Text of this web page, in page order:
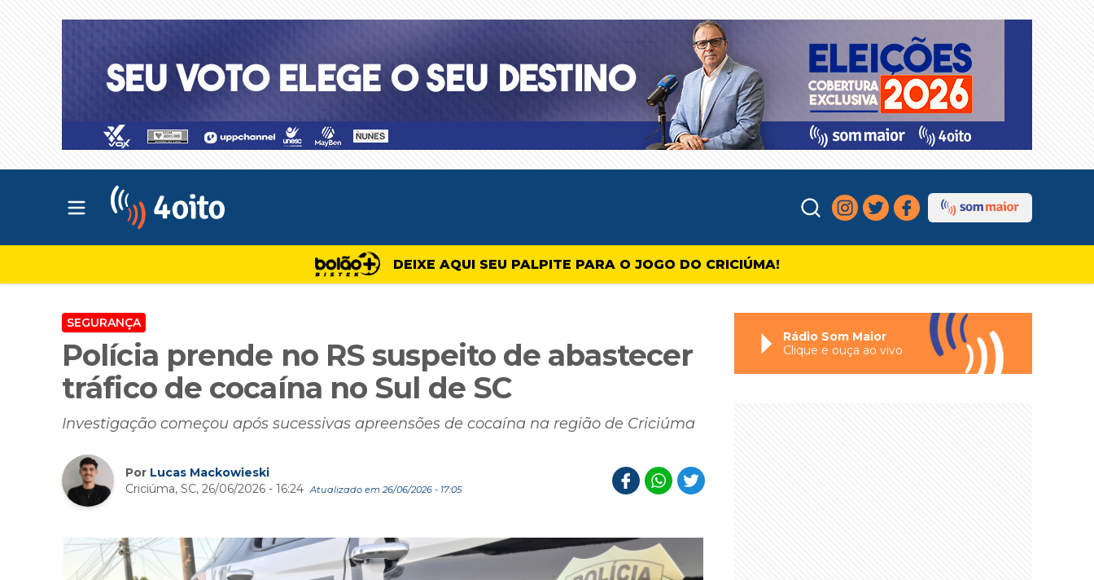
Abrir menu principal
DEIXE AQUI SEU PALPITE PARA O JOGO DO CRICIÚMA!
SEGURANÇA
Polícia prende no RS suspeito de abastecer
tráfico de cocaína no Sul de SC
Investigação começou após sucessivas apreensões de cocaína na região de Criciúma
Por Lucas Mackowieski
Criciúma, SC, 26/06/2026 - 16:24 Atualizado em 26/06/2026 - 17:05
Rádio Som Maior
Clique e ouça ao vivo